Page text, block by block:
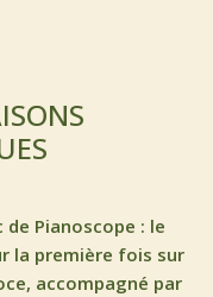
Pianoscope : le
la première fois sur
accompagné par